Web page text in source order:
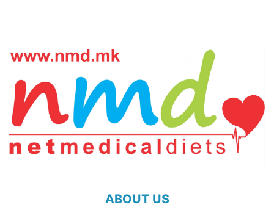
ABOUT US